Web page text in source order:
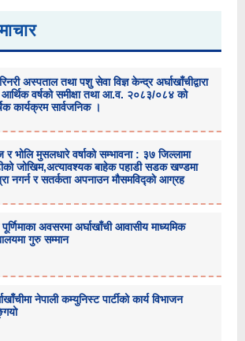
अस्पताल तथा पशु सेवा विज्ञ केन्द्र अर्घाखाँचीद्वारा
वर्षको समीक्षा तथा आ.व. २०८३/०८४ को
कार्यक्रम सार्वजनिक ।
भोलि मुसलधारे वर्षाको सम्भावना : ३७ जिल्लामा
जोखिम,अत्यावश्यक बाहेक पहाडी सडक खण्डमा
नगर्न र सतर्कता अपनाउन मौसमविद्काे आग्रह
अवसरमा अर्घाखाँची आवासीय माध्यमिक
गुरु सम्मान
नेपाली कम्युनिस्ट पार्टीको कार्य विभाजन